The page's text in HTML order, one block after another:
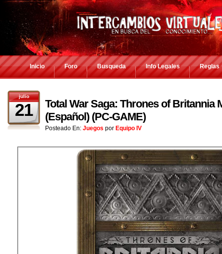
Inicio Foro Busqueda Info Legales Reglas
julio
21
Total War Saga: Thrones of Britannia
(Español) (PC-GAME)
Posteado En: Juegos por Equipo IV